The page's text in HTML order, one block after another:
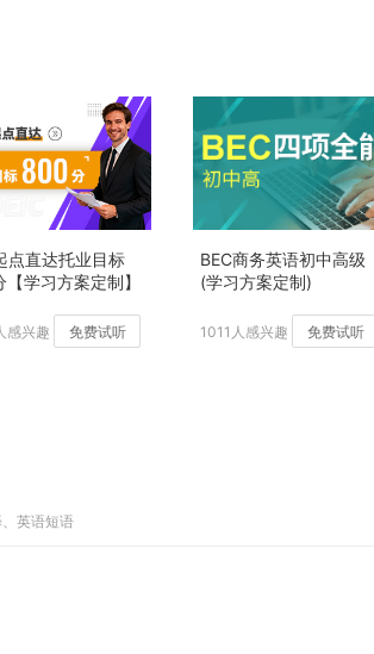
点直达托业目标
学习方案定制】
感兴趣 免费试听
BEC商务英语初中高级
(学习方案定制)
1011人感兴趣 免费试听
英语短语